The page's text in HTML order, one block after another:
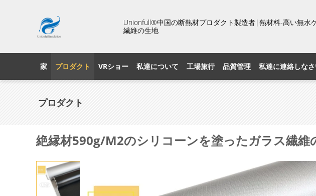
Unionfull®中国の断熱材プロダクト製造者|熱材料-高い無水
繊維の生地
家 プロダクト VRショー 私達について 工場旅行 品質管理 私達に連絡しな
プロダクト
絶縁材590g/M2のシリコーンを塗ったガラス繊